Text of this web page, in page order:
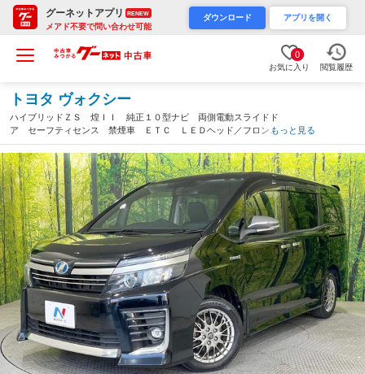
グーネットアプリ RENEW
メアド不要で問い合わせ可能
ダウンロード アプリを開く
0
お気に入り 閲覧履歴
トヨタ ヴォクシー
ハイブリッドＺＳ 煌ＩＩ 純正１０型ナビ 両側電動スライドド
ア セーフティセンス 禁煙車 ＥＴＣ ＬＥＤヘッド／フロント
フォグ スマートキー オートマチックハイビーム 純正１６イン
チＡＷ デュアルエアコン 革巻きステアリング（埼玉県）
もっと見る